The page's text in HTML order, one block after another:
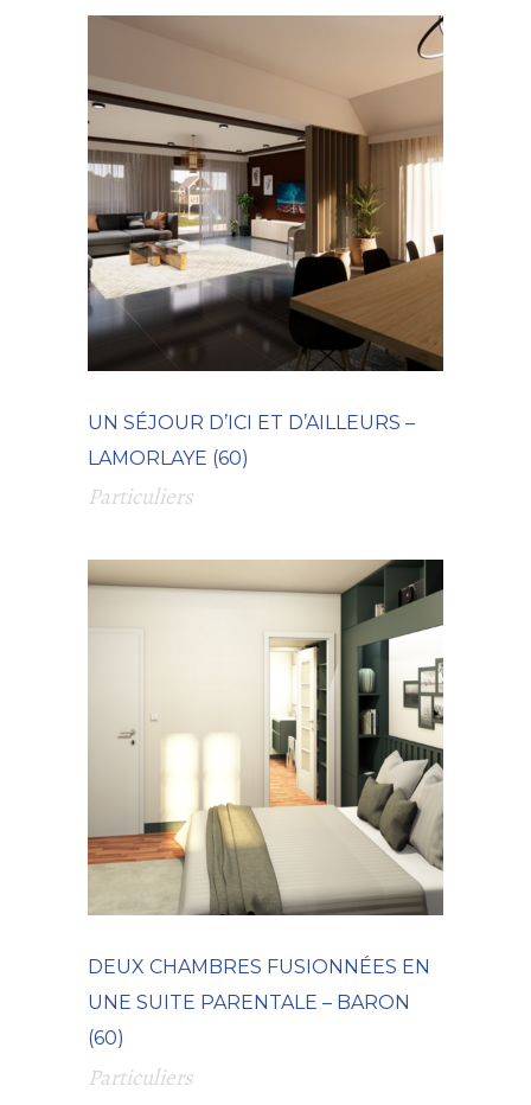
UN SÉJOUR D’ICI ET D’AILLEURS –
LAMORLAYE (60)
Particuliers
DEUX CHAMBRES FUSIONNÉES EN
UNE SUITE PARENTALE – BARON
(60)
Particuliers